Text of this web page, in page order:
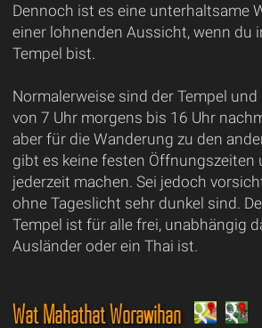
Dennoch ist es eine unterhaltsame
einer lohnenden Aussicht, wenn du
Tempel bist.
Normalerweise sind der Tempel
von 7 Uhr morgens bis 16 Uhr
aber für die Wanderung zu den
gibt es keine festen Öffnungszeiten
jederzeit machen. Sei jedoch
ohne Tageslicht sehr dunkel sind.
Tempel ist für alle frei, unabhängig
Ausländer oder ein Thai ist.
Wat Mahathat Worawihan